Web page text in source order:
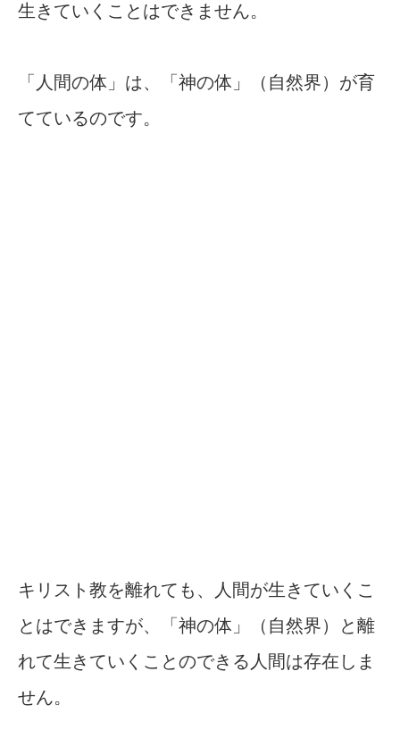
生きていくことはできません。
「人間の体」は、「神の体」（自然界）が育
てているのです。
キリスト教を離れても、人間が生きていくこ
とはできますが、「神の体」（自然界）と離
れて生きていくことのできる人間は存在しま
せん。